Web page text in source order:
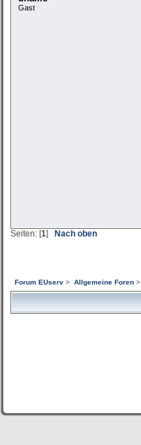
Gast
Seiten: [1] Nach oben
Forum EUserv > Allgemeine Foren>